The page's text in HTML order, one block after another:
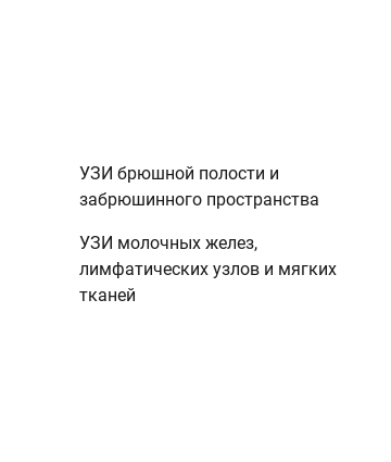
УЗИ брюшной полости и
забрюшинного пространства
УЗИ молочных желез,
лимфатических узлов и мягких
тканей